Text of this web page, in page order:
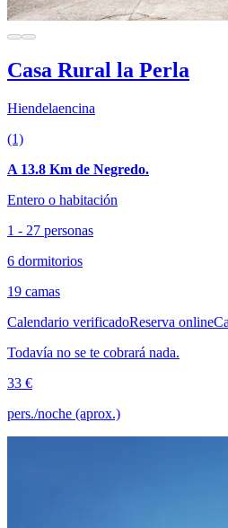
Casa Rural la Perla
Hiendelaencina
(1)
A 13.8 Km de Negredo.
Entero o habitación
1 - 27 personas
6 dormitorios
19 camas
Calendario verificadoReserva online
Todavía no se te cobrará nada.
33 €
pers./noche (aprox.)